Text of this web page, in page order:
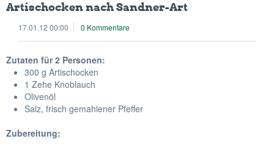
Artischocken nach Sandner-Art
17.01.12 00:00 0 Kommentare
Zutaten für 2 Personen:
300 g Artischocken
1 Zehe Knoblauch
Olivenöl
Salz, frisch gemahlener Pfeffer
Zubereitung: